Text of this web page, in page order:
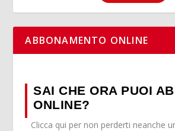
ABBONAMENTO ONLINE
SAI CHE ORA PUOI
ONLINE?
Clicca qui per non perderti neanche